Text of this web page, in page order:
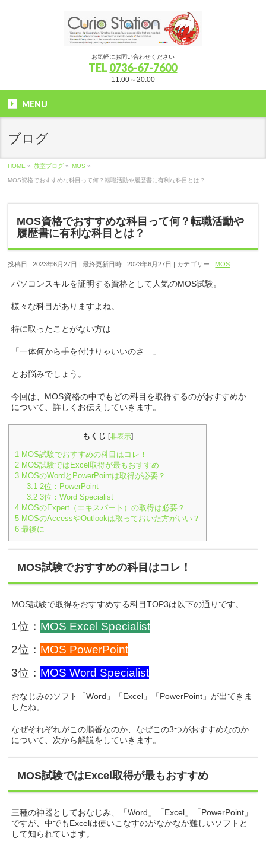
お気軽にお問い合わせください
TEL 0736-67-7600
11:00～20:00
MENU
ブログ
HOME » 教室ブログ » MOS »
MOS資格でおすすめな科目って何？転職活動や履歴書に有利な科目とは？
MOS資格でおすすめな科目って何？転職活動や
履歴書に有利な科目とは？
投稿日 : 2023年6月27日 最終更新日時 : 2023年6月27日 カテゴリー : MOS
パソコンスキルを証明する資格として人気のMOS試験。
様々な科目がありますよね。
特に取ったことがない方は
「一体何から手を付けりゃいいのさ…」
とお悩みでしょう。
今回は、MOS資格の中でもどの科目を取得するのがおすすめか
について、詳しくお伝えしていきます。
もくじ [非表示]
1 MOS試験でおすすめの科目はコレ！
2 MOS試験ではExcel取得が最もおすすめ
3 MOSのWordとPowerPointは取得が必要？
3.1 2位：PowerPoint
3.2 3位：Word Specialist
4 MOSのExpert（エキスパート）の取得は必要？
5 MOSのAccessやOutlookは取っておいた方がいい？
6 最後に
MOS試験でおすすめの科目はコレ！
MOS試験で取得をおすすめする科目TOP3は以下の通りです。
1位： MOS Excel Specialist
2位： MOS PowerPoint
3位： MOS Word Specialist
おなじみのソフト「Word」「Excel」「PowerPoint」が出てきま
したね。
なぜそれぞれがこの順番なのか、なぜこの3つがおすすめなのか
について、次から解説をしていきます。
MOS試験ではExcel取得が最もおすすめ
三種の神器としておなじみ、「Word」「Excel」「PowerPoint」
ですが、中でもExcelは使いこなすのがなかなか難しいソフトと
して知られています。